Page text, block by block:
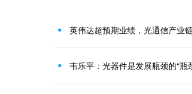
英伟达超预期业绩，光通信产业
韦乐平：光器件是发展瓶颈的“瓶